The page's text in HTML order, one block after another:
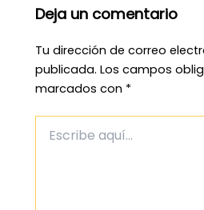
Deja un comentario
Tu dirección de correo
publicada. Los campos
marcados con *
aquí...